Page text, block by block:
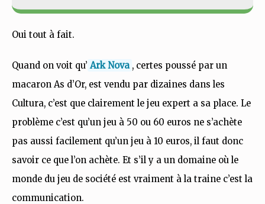
Oui tout à fait.
Quand on voit qu’ Ark Nova , certes poussé par un
macaron As d’Or, est vendu par dizaines dans les
Cultura, c’est que clairement le jeu expert a sa place. Le
problème c’est qu’un jeu à 50 ou 60 euros ne s’achète
pas aussi facilement qu’un jeu à 10 euros, il faut donc
savoir ce que l’on achète. Et s’il y a un domaine où le
monde du jeu de société est vraiment à la traine c’est la
communication.